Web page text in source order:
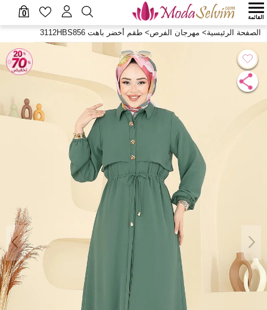
0 القائمة
الصفحة الرئيسية> مهرجان الفرص> طقم أخضر باهت 3112HBS856